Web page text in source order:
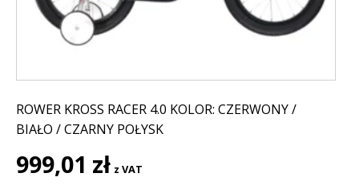
ROWER KROSS RACER 4.0 KOLOR: CZERWONY /
BIAŁO / CZARNY POŁYSK
999,01 zł z VAT
stronie
produktu